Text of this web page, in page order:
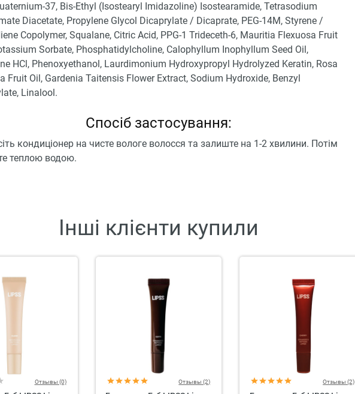
37, Bis-Ethyl (Isostearyl Imidazoline) Isostearamide, Tetrasodium
Diacetate, Propylene Glycol Dicaprylate / Dicaprate, PEG-14M, Styrene /
Copolymer, Squalane, Citric Acid, PPG-1 Trideceth-6, Mauritia Flexuosa Fruit
Sorbate, Phosphatidylcholine, Calophyllum Inophyllum Seed Oil,
HCl, Phenoxyethanol, Laurdimonium Hydroxypropyl Hydrolyzed Keratin, Rosa
Fruit Oil, Gardenia Taitensis Flower Extract, Sodium Hydroxide, Benzyl
Linalool.
Спосіб застосування:
кондиціонер на чисте вологе волосся та залиште на 1-2 хвилини. Потім
теплою водою.
Інші клієнти купили
Отзывы (0) Отзывы (2) Отзывы (2)